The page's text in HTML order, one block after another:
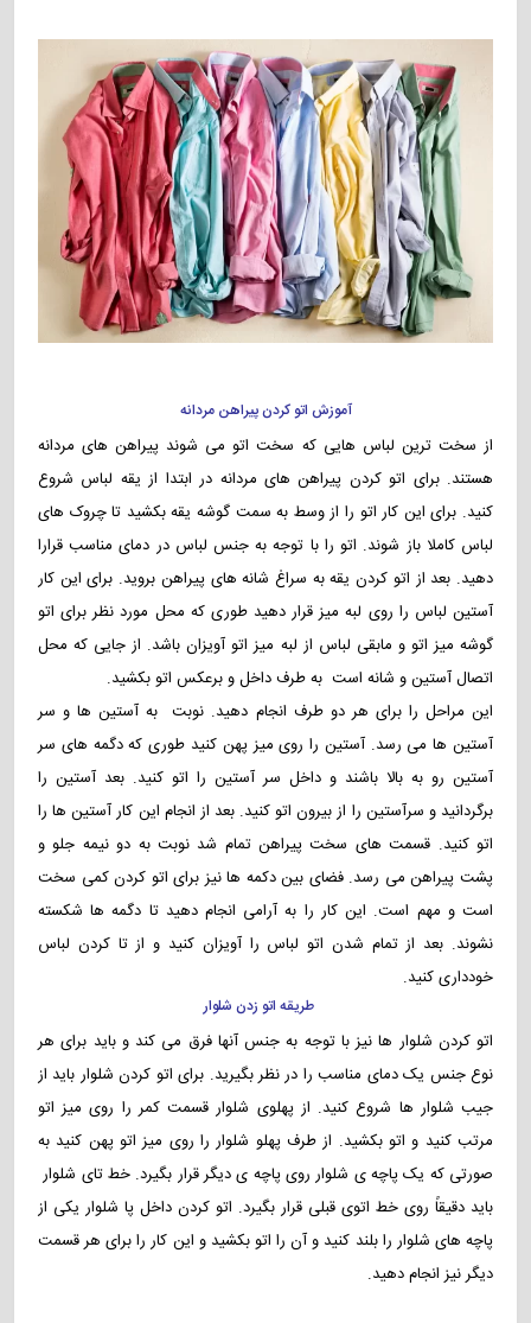
آموزش اتو کردن پیراهن مردانه
از سخت ترین لباس هایی که سخت اتو می شوند پیراهن های مردانه
هستند. برای اتو کردن پیراهن های مردانه در ابتدا از یقه لباس شروع
کنید. برای این کار اتو را از وسط به سمت گوشه یقه بکشید تا چروک های
لباس کاملا باز شوند. اتو را با توجه به جنس لباس در دمای مناسب قرارا
دهید. بعد از اتو کردن یقه به سراغ شانه های پیراهن بروید. برای این کار
آستین لباس را روی لبه میز قرار دهید طوری که محل مورد نظر برای اتو
گوشه میز اتو و مابقی لباس از لبه میز اتو آویزان باشد. از جایی که محل
اتصال آستین و شانه است به طرف داخل و برعکس اتو بکشید.
این مراحل را برای هر دو طرف انجام دهید. نوبت به آستین ها و سر
آستین ها می رسد. آستین را روی میز پهن کنید طوری که دگمه های سر
آستین رو به بالا باشند و داخل سر آستین را اتو کنید. بعد آستین را
برگردانید و سرآستین را از بیرون اتو کنید. بعد از انجام این کار آستین ها را
اتو کنید. قسمت های سخت پیراهن تمام شد نوبت به دو نیمه جلو و
پشت پیراهن می رسد. فضای بین دکمه ها نیز برای اتو کردن کمی سخت
است و مهم است. این کار را به آرامی انجام دهید تا دگمه ها شکسته
نشوند. بعد از تمام شدن اتو لباس را آویزان کنید و از تا کردن لباس
خودداری کنید.
طریقه اتو زدن شلوار
اتو کردن شلوار ها نیز با توجه به جنس آنها فرق می کند و باید برای هر
نوع جنس یک دمای مناسب را در نظر بگیرید. برای اتو کردن شلوار باید از
جیب شلوار ها شروع کنید. از پهلوی شلوار قسمت کمر را روی میز اتو
مرتب کنید و اتو بکشید. از طرف پهلو شلوار را روی میز اتو پهن کنید به
صورتی که یک پاچه ی شلوار روی پاچه ی دیگر قرار بگیرد. خط تای شلوار
باید دقیقاً روی خط اتوی قبلی قرار بگیرد. اتو کردن داخل پا شلوار یکی از
پاچه های شلوار را بلند کنید و آن را اتو بکشید و این کار را برای هر قسمت
دیگر نیز انجام دهید.